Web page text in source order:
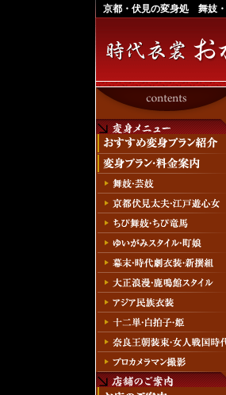
京都・伏見の変身処 舞妓